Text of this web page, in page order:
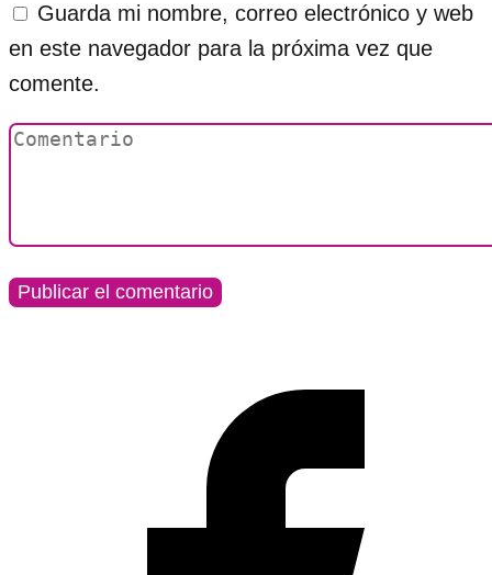
Guarda mi nombre, correo electrónico y web
en este navegador para la próxima vez que
comente.